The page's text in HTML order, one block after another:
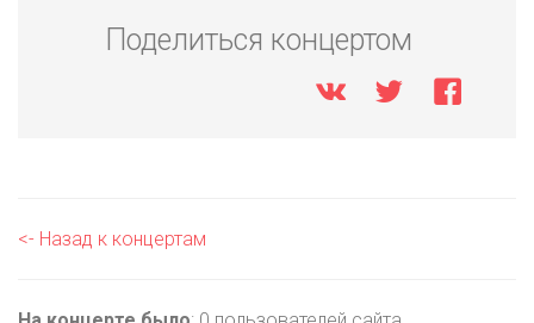
Поделиться концертом
<- Назад к концертам